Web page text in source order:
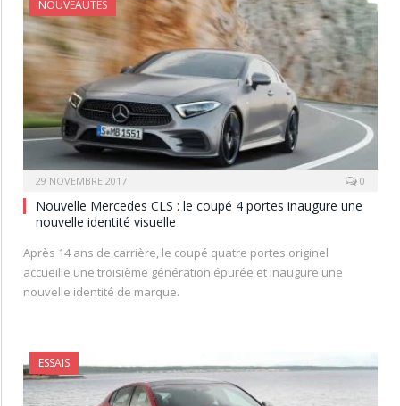
NOUVEAUTÉS
29 NOVEMBRE 2017 0
Nouvelle Mercedes CLS : le coupé 4 portes inaugure une
nouvelle identité visuelle
Après 14 ans de carrière, le coupé quatre portes originel
accueille une troisième génération épurée et inaugure une
nouvelle identité de marque.
ESSAIS